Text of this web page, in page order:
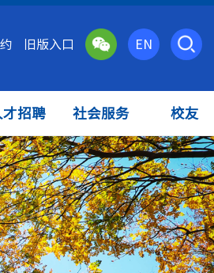
才招聘 社会服务 校友
旧版入口 EN